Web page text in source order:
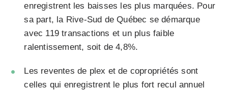
enregistrent les baisses les plus marquées. Pour
sa part, la Rive-Sud de Québec se démarque
avec 119 transactions et un plus faible
ralentissement, soit de 4,8%.
Les reventes de plex et de copropriétés sont
celles qui enregistrent le plus fort recul annuel